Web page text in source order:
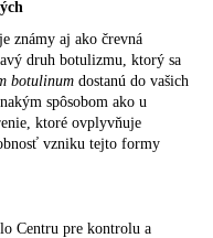
známy aj ako črevná
druh botulizmu, ktorý sa
botulinum dostanú do vašich
spôsobom ako u
ktoré ovplyvňuje
vzniku tejto formy
Centru pre kontrolu a